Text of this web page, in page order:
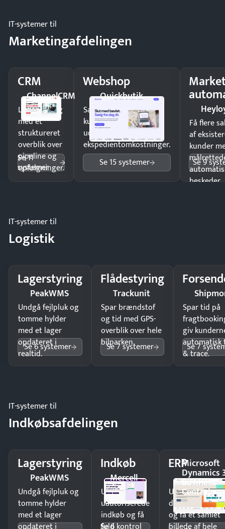
IT-systemer til
Marketingafdelingen
CRM
ChannelCRM
Luk flere salg
med et
struktureret
overblik over
pipeline og
opfølgninger.
Se 11
systemer
Webshop
Quickbutik
Sælg produkter 24/7 til
kunder i hele landet
uden
ekspedientomkostninger.
Se 15 systemer
Få flere
af
kunder
beskeder.
Se 9
IT-systemer til
Logistik
Lagerstyring
PeakWMS
Undgå fejlpluk og
tomme hylder
med et lager
opdateret i
realtid.
Se 6 systemer
Flådestyring
Trackunit
Spar brændstof
og tid med GPS-
overblik over hele
bilparken.
Se 7 systemer
Spar tid på
giv
automatisk
& trace.
Se 7
IT-systemer til
Indkøbsafdelingen
Lagerstyring
PeakWMS
Undgå fejlpluk og
tomme hylder
med et lager
Indkøb
Mercell
Undgå
uautoriserede
indkøb og få
ERPMicrosoft
Dynamics
Business
Central
Undgå
og få ét samlet